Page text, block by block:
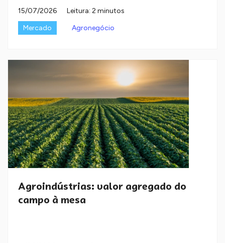
15/07/2026
Leitura: 2 minutos
Mercado
Agronegócio
Agroindústrias: valor agregado do
campo à mesa